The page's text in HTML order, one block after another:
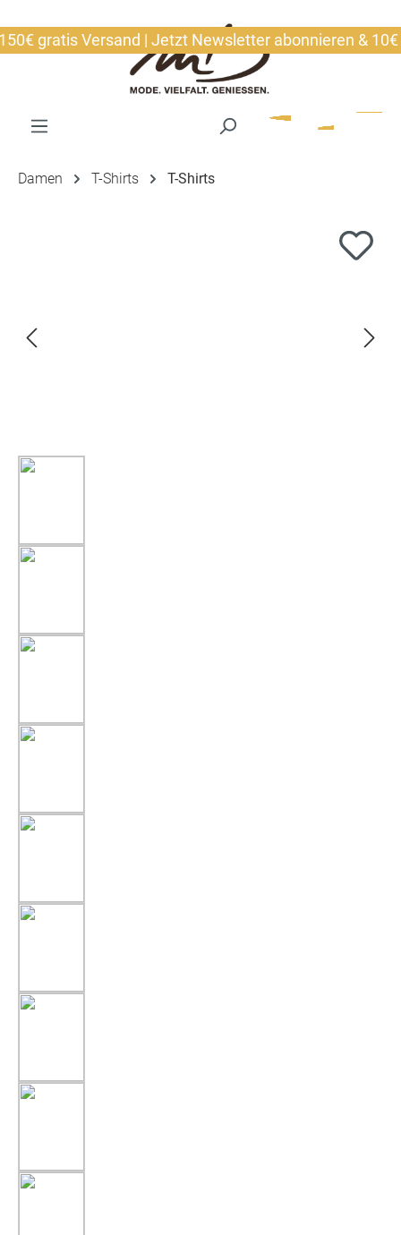
gratis Versand | Jetzt Newsletter abonnieren & 10€
Damen T-Shirts T-Shirts